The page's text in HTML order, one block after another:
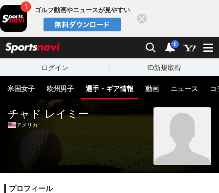
ゴルフ動画やニュースが見やすい
検索 通知
i
ログイン ID新規取得
米国女子 欧州男子 選手・ギア情報 動画 ニュース コ
チャド レイミー
アメリカ
プロフィール